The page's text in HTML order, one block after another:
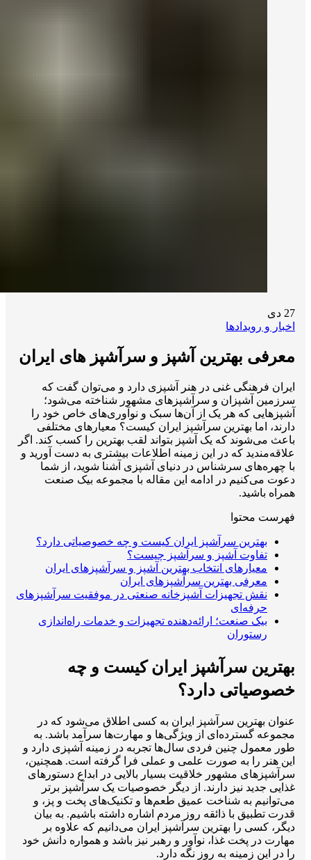
27 دی
اخبار و رویدادها
معرفی بهترین آشپز و سرآشپز های ایران
ایران فرهنگی غنی در هنر آشپزی دارد و می‌توان گفت که
سرزمین آشپزان و سرآشپزهای مشهور شناخته می‌شود؛
آشپزهایی که هر یک از آن‌ها سبک و نوآوری‌های خاص خود را
دارند، اما بهترین سرآشپز ایران کیست؟ معیارهای مختلفی
باعث می‌شوند که یک آشپز بتواند لقب بهترین را کسب کند. اگر
علاقه‌مندید که در این زمینه اطلاعات بیشتری به دست آورید و
با چهره‌های سرشناس در دنیای آشپزی آشنا شوید، از شما
دعوت می‌کنیم در ادامه این مقاله با مجموعه بیک صنعت
همراه باشید.
فهرست محتوا
بهترین سرآشپز ایران کیست و چه خصوصیاتی دارد؟
تفاوت آشپز و سرآشپز چیست؟
معیارهای انتخاب بهترین آشپز و سرآشپزهای ایران
معرفی بهترین سرآشپزهای ایران
نقش تجهیزات آشپزخانه صنعتی در موفقیت سرآشپزهای
حرفه‌ای
بیک صنعت؛ ارائه‌دهنده تجهیزات و خدمات راه‌اندازی
رستوران
بهترین سرآشپز ایران کیست و چه
خصوصیاتی دارد؟
عنوان بهترین سرآشپز ایران به کسی اطلاق می‌شود که در
مجموعه گسترده‌ای از ویژگی‌ها و مهارت‌ها سرآمد باشد. به
طور معمول چنین فردی سال‌ها تجربه در زمینه آشپزی دارد و
این هنر را به صورت علمی و عملی فرا گرفته است. همچنین،
سرآشپزهای مشهور خلاقیت بسیار بالایی در ابداع دستورهای
غذایی جدید نیز دارند. از دیگر خصوصیات یک سرآشپز برتر
می‌توانیم به شناخت عمیق طعم‌ها و تکنیک‌های پخت و پز، و
قدرت تطبیق با ذائقه‌ روز مردم اشاره داشته باشیم. به بیان
دیگر، کسی را بهترین سرآشپز ایران می‌دانیم که علاوه بر
مهارت در پخت غذا، نوآور و رهبر نیز باشد و همواره دانش خود
را در این زمینه به روز نگه دارد.